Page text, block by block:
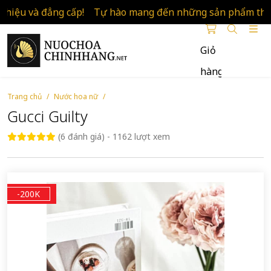
đẳng cấp! Tự hào mang đến những sản phẩm thương
Chính
Hãng
Giỏ
hàng
Trang chủ Nước hoa nữ
Gucci Guilty
(6 đánh giá) - 1162 lượt xem
-200K